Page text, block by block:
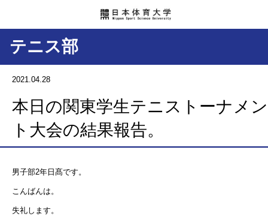
テニス部
2021.04.28
本日の関東学生テニストーナメン
ト大会の結果報告。
男子部2年日髙です。
こんばんは。
失礼します。